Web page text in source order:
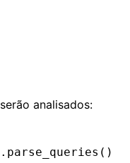
serão analisados:
. parse_queries ()